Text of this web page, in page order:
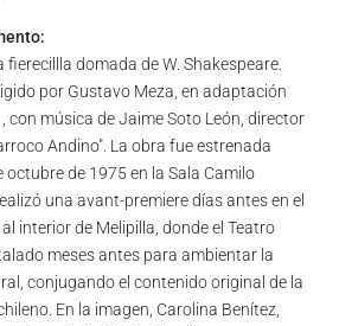
fierecillla domada de W. Shakespeare.
por Gustavo Meza, en adaptación
con música de Jaime Soto León, director
Andino". La obra fue estrenada
octubre de 1975 en la Sala Camilo
una avant-premiere días antes en el
interior de Melipilla, donde el Teatro
meses antes para ambientar la
conjugando el contenido original de la
En la imagen, Carolina Benítez,